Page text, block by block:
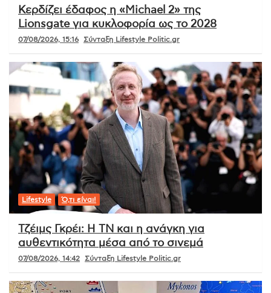
Κερδίζει έδαφος η «Michael 2» της
Lionsgate για κυκλοφορία ως το 2028
07/08/2026, 15:16 Σύνταξη Lifestyle Politic.gr
Lifestyle Ό,τι είναι!
Τζέιμς Γκρέι: Η ΤΝ και η ανάγκη για
αυθεντικότητα μέσα από το σινεμά
07/08/2026, 14:42 Σύνταξη Lifestyle Politic.gr